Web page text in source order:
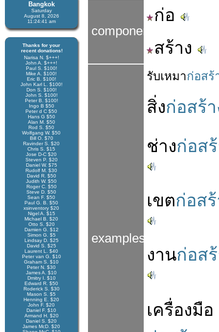
Bangkok
Saturday
August 8, 2026
11:24:42 am
Thanks for your
recent donations!
Narisa N. $+++!
John A. $+++!
Paul S. $100!
Mike A. $100!
Eric B. $100!
John Karl L. $100!
Don S. $100!
John S. $100!
Peter B. $100!
Ingo B $50
Peter d C $50
Hans G $50
Alan M. $50
Rod S. $50
Wolfgang W. $50
Bill O. $70
Ravinder S. $20
Chris S. $15
Jose D-C $20
Steven P. $20
Daniel W. $75
Rudolf M. $30
David R. $50
Judith W. $50
Roger C. $50
Steve D. $50
Sean F. $50
Paul G. B. $50
xsinventory $20
Nigel A. $15
Michael B. $20
Otto S. $20
Damien G. $12
Simon G. $5
Lindsay D. $25
David S. $25
Laurent L. $40
Peter van G. $10
Graham S. $10
Peter N. $30
James A. $10
Dmitry I. $10
Edward R. $50
Roderick S. $30
Mason S. $5
Henning E. $20
John F. $20
Daniel F. $10
Armand H. $20
Daniel S. $20
James McD. $20
components
ก่อ
สร้าง
examples
รับเหมาก่อสร้
สิ่งก่อสร้า
ช่างก่อส
เขตก่อส
งานก่อส
เครื่องมือ